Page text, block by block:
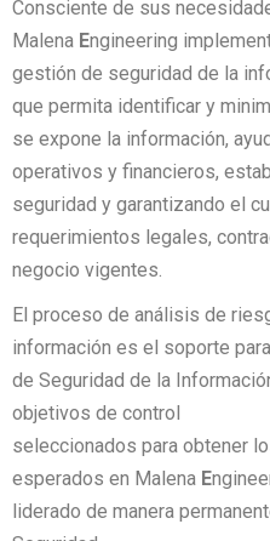
Consciente de sus
Malena Engineering
gestión de seguridad de la
que permita identificar y
se expone la información,
operativos y financieros,
seguridad y garantizando el
requerimientos legales,
negocio vigentes.
El proceso de análisis de
información es el soporte
de Seguridad de la
objetivos de control
seleccionados para obtener
esperados en Malena E
liderado de manera